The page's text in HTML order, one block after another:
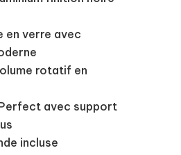
en verre avec
rotatif en
avec support
incluse